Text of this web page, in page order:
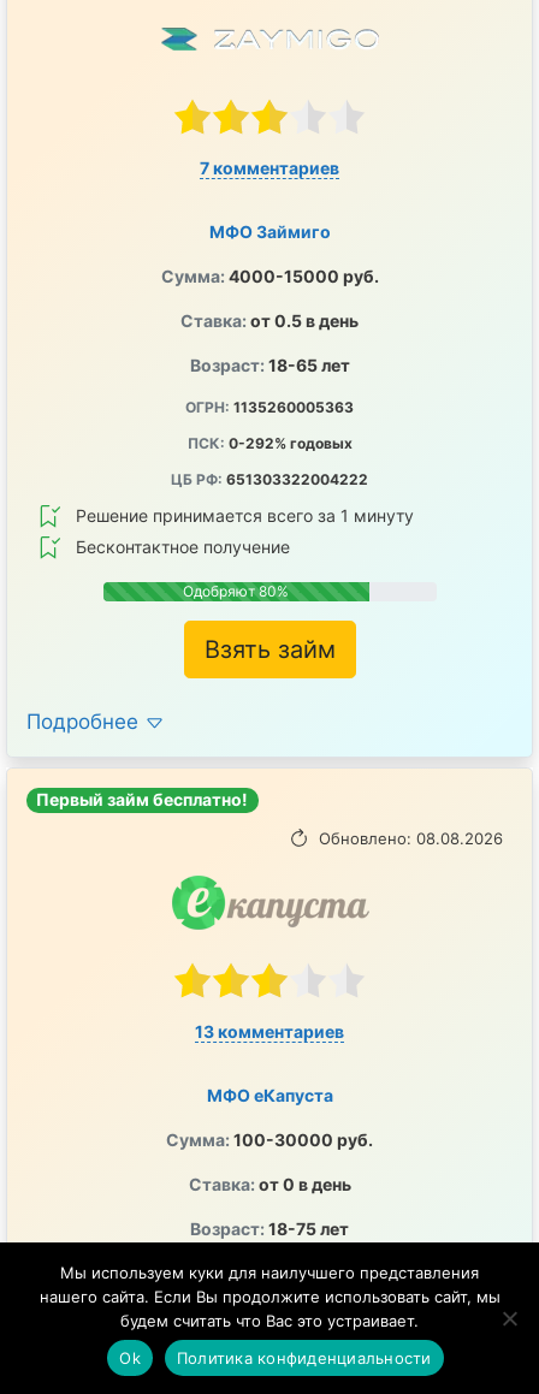
7 комментариев
МФО Займиго
Сумма: 4000-15000 руб.
Ставка: от 0.5 в день
Возраст: 18-65 лет
ОГРН: 1135260005363
ПСК: 0-292% годовых
ЦБ РФ: 651303322004222
Решение принимается всего за 1 минуту
Бесконтактное получение
Одобряют 80%
Взять займ
Подробнее
Первый займ бесплатно!
Обновлено: 08.08.2026
13 комментариев
МФО еКапуста
Сумма: 100-30000 руб.
Ставка: от 0 в день
Возраст: 18-75 лет
ОГРН:1125476023298
ПСК: 0-292% годовых
ЦБ РФ:2120754001243
Перечисление денег на любой удобный счет
Мы используем куки для наилучшего представления
нашего сайта. Если Вы продолжите использовать сайт, мы
будем считать что Вас это устраивает.
Ok
Политика конфиденциальности